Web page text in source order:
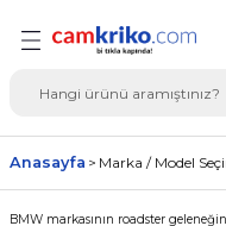
Geri
Seçimi Oto Yedek
Anasayfa Marka / Model
BMW markasının roadster